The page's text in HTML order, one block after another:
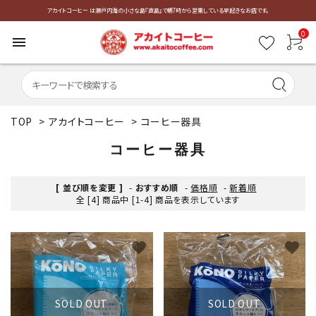
アカイトコーヒー は瀬戸内海の小さな島『直島』で朝7時から営業している早起きなお店です。
menu
0
TOP > アカイトコーヒー > コーヒー器具
コーヒー器具
[ 並び順を変更 ] - おすすめ順 -価格順 -新着順
全 [4] 商品中 [1-4] 商品を表示しています
SOLD OUT
favorite
SOLD OUT
favorite